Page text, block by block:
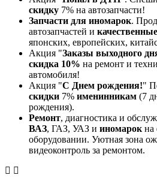
скидку 7% на автозапчасти!
Запчасти для иномарок.
автозапчастей и
японских, европейских,
Акция "Заказы выходного
скидка 10% на ремонт и
автомобиля!
Акция "С Днем рождения!"
скидки 7% именинникам (7
рождения).
Ремонт, диагностика и
ВАЗ, ГАЗ, УАЗ и иномарокна
оборудовании. Уютная зона
видеоконтроль за ремонтом.